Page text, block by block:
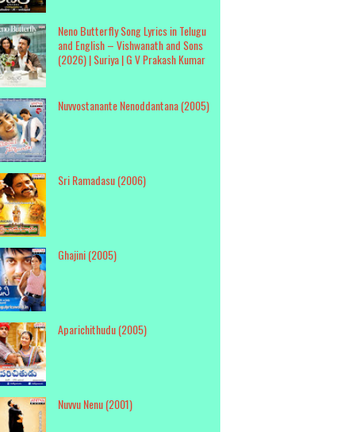
Neno Butterfly Song Lyrics in Telugu
and English – Vishwanath and Sons
(2026) | Suriya | G V Prakash Kumar
Nuvvostanante Nenoddantana (2005)
Sri Ramadasu (2006)
Ghajini (2005)
Aparichithudu (2005)
Nuvvu Nenu (2001)